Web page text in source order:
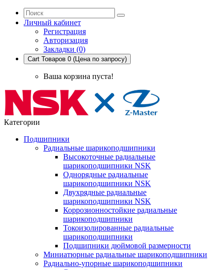
Личный кабинет
Регистрация
Авторизация
Закладки (0)
Cart Товаров 0 (Цена по запросу)
Ваша корзина пуста!
Категории
Подшипники
Радиальные шарикоподшипники
Высокоточные радиальные
шарикоподшипники NSK
Однорядные радиальные
шарикоподшипники NSK
Двухрядные радиальные
шарикоподшипники NSK
Коррозионностойкие радиальные
шарикоподшипники
Токоизолированные радиальные
шарикоподшипники
Подшипники дюймовой размерности
Миниатюрные радиальные шарикоподшипники
Радиально-упорные шарикоподшипники